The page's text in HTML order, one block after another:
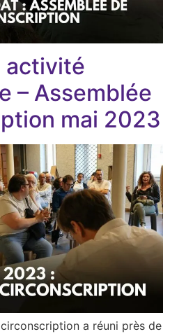
activité
– Assemblée
mai 2023
a réuni près de